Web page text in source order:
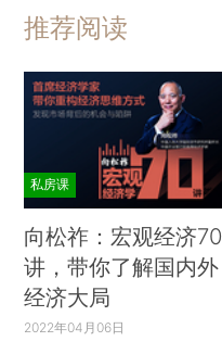
推荐阅读
私房课
向松祚：宏观经济70
讲，带你了解国内外
经济大局
2022年04月06日